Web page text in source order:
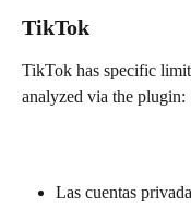
TikTok
TikTok has specific
analyzed via the plugin:
Las cuentas